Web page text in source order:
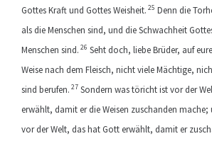
Gottes Kraft und Gottes Weisheit. 25 Denn die
als die Menschen sind, und die Schwachheit
Menschen sind. 26 Seht doch, liebe Brüder, auf
Weise nach dem Fleisch, nicht viele Mächtige,
sind berufen. 27 Sondern was töricht ist vor der
erwählt, damit er die Weisen zuschanden mache;
vor der Welt, das hat Gott erwählt, damit er